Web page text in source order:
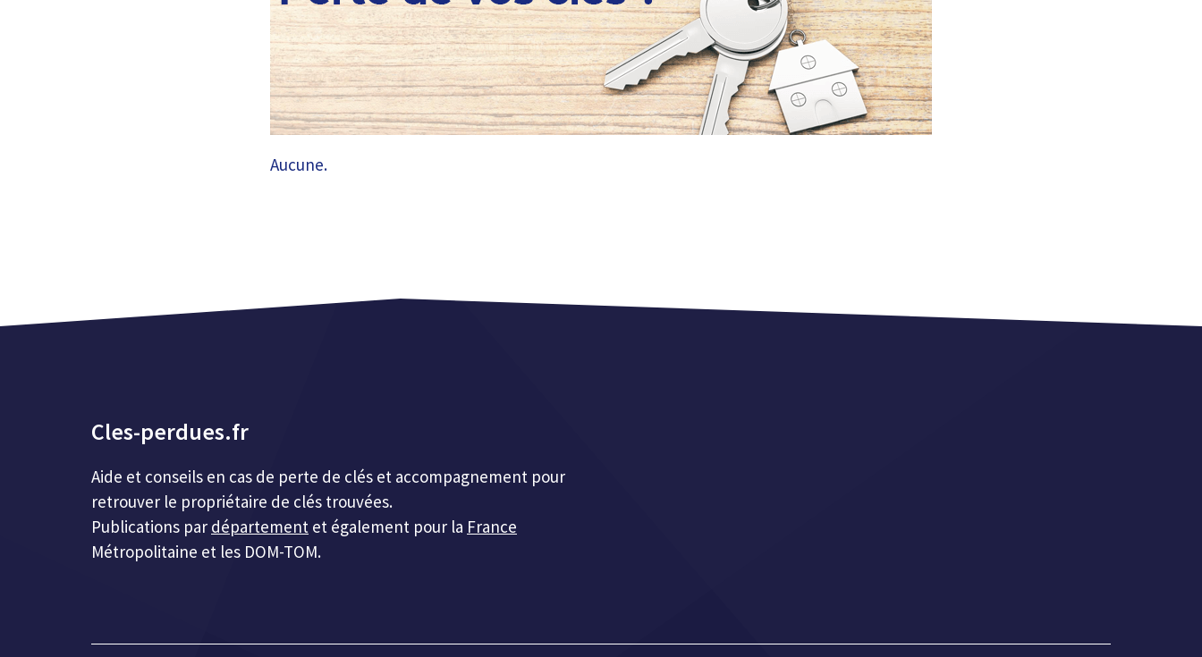
Aucune.
Cles-perdues.fr
Aide et conseils en cas de perte de clés et accompagnement pour
retrouver le propriétaire de clés trouvées.
Publications par département et également pour la France
Métropolitaine et les DOM-TOM.